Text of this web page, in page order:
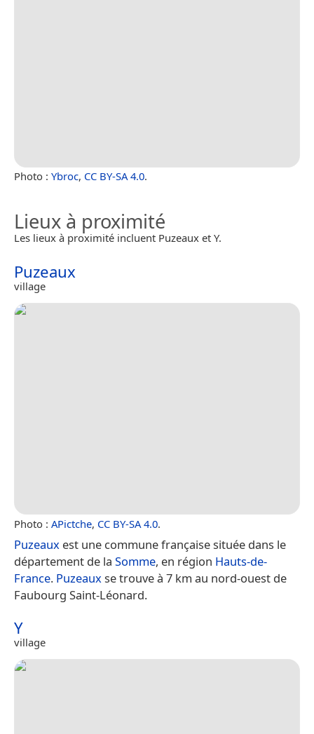
Photo : Ybroc, CC BY-SA 4.0.
Lieux à proximité
Les lieux à proximité incluent Puzeaux et Y.
Puzeaux
village
Photo : APictche, CC BY-SA 4.0.
Puzeaux est une commune française située dans le
département de la Somme, en région Hauts-de-
France. Puzeauxse trouve à 7 km au nord-ouest de
Faubourg Saint-Léonard.
Y
village